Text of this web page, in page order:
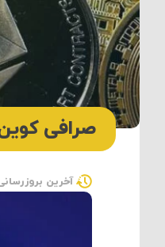
صرافی کوین بیس
آخرین بروزرسانی:01 فروردین